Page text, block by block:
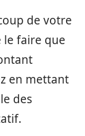
de votre
le faire que
en mettant
des